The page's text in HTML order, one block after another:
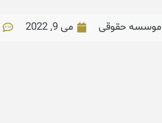
موسسه حقوقی می 9, 2022